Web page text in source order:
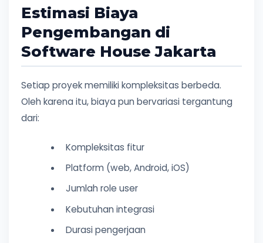
Estimasi Biaya
Pengembangan di
Software House Jakarta
Setiap proyek memiliki kompleksitas berbeda.
Oleh karena itu, biaya pun bervariasi tergantung
dari:
Kompleksitas fitur
Platform (web, Android, iOS)
Jumlah role user
Kebutuhan integrasi
Durasi pengerjaan